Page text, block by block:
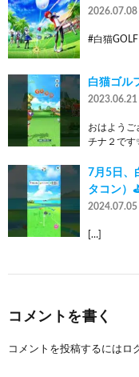
2026.07.08
#白猫
白猫ゴル
2023.06.21
おはようご
チナ２です
7月5日、
タコン）
2024.07.05
[…]
コメントを書く
コメントを投稿するには ロ